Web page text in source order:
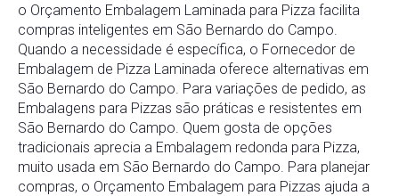
o Orçamento Embalagem Laminada para Pizza facilita
compras inteligentes em São Bernardo do Campo.
Quando a necessidade é específica, o Fornecedor de
Embalagem de Pizza Laminada oferece alternativas em
São Bernardo do Campo. Para variações de pedido, as
Embalagens para Pizzas são práticas e resistentes em
São Bernardo do Campo. Quem gosta de opções
tradicionais aprecia a Embalagem redonda para Pizza,
muito usada em São Bernardo do Campo. Para planejar
compras, o Orçamento Embalagem para Pizzas ajuda a